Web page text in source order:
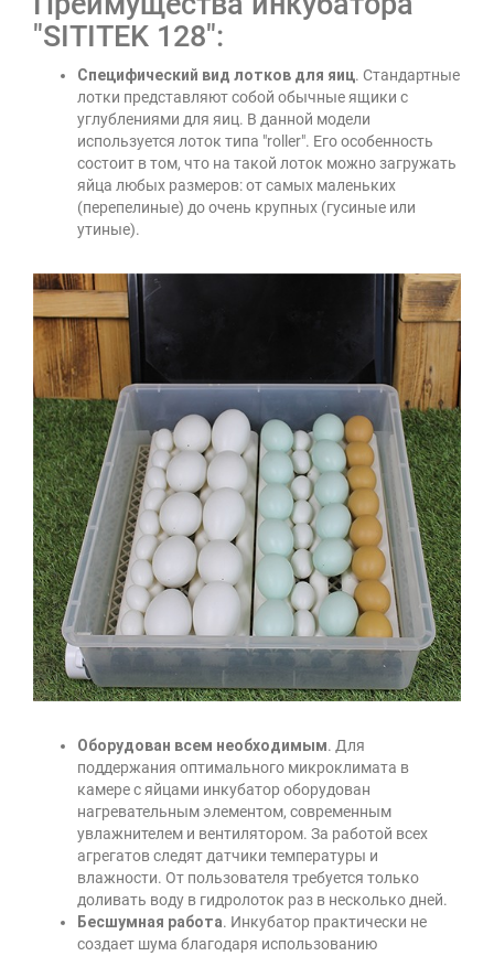
"SITITEK 128":
Специфический вид лотков для яиц. Стандартные
лотки представляют собой обычные ящики с
углублениями для яиц. В данной модели
используется лоток типа "roller". Его особенность
состоит в том, что на такой лоток можно загружать
яйца любых размеров: от самых маленьких
(перепелиные) до очень крупных (гусиные или
утиные).
Оборудован всем необходимым. Для
поддержания оптимального микроклимата в
камере с яйцами инкубатор оборудован
нагревательным элементом, современным
увлажнителем и вентилятором. За работой всех
агрегатов следят датчики температуры и
влажности. От пользователя требуется только
доливать воду в гидролоток раз в несколько дней.
Бесшумная работа. Инкубатор практически не
создает шума благодаря использованию